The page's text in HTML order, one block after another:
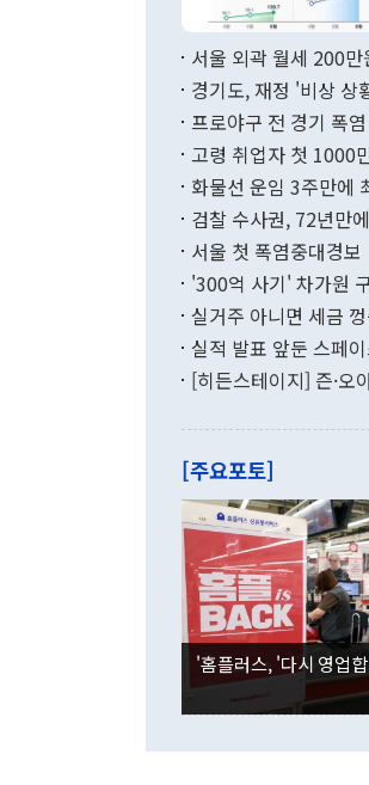
서울 외곽 월세 200만
경기도, 재정 '비상 상
프로야구 전 경기 폭
고령 취업자 첫 1000
화물선 운임 3주만에
검찰 수사권, 72년만
서울 첫 폭염중대경보
'300억 사기' 차가원
실거주 아니면 세금
실적 발표 앞둔 스페
[히든스테이지] 즌·오
[주요포토]
'홈플러스, '다시 영업